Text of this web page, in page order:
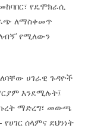
የዴሞክራሲ
ለማስቀመጥ
የሚለውን
ሀገራዊ ጉዳዮች
እንደሚሉት፤
ማድረግ፣ መውጫ
ሰላምና ደህንነት